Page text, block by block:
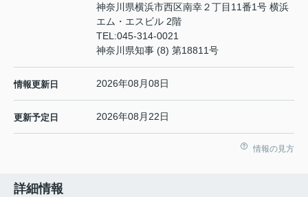
神奈川県横浜市西区南幸２丁目11番1号 横浜
エム・エスビル 2階
TEL:045-314-0021
神奈川県知事 (8) 第18811号
情報更新日 2026年08月08日
更新予定日 2026年08月22日
情報の見方
詳細情報